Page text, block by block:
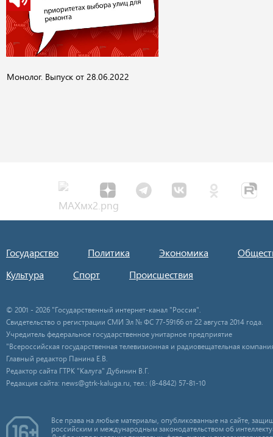
Монолог. Выпуск от 28.06.2022
Государство Политика Экономика
Культура
Спорт Происшествия
© 2001 - 2026 "Государственный интернет-канал "Россия".
Свидетельство о регистрации СМИ Эл № ФС 77-59166 от 22 августа 2014 года.
Учредитель федеральное государственное унитарное предприятие
"Всероссийская государственная телевизионная и радиовещательная
Главный редактор Панина Е.В.
Редактор сайта ГТРК "Калуга" Дубинин В.Г.
Редакция сайта: news@gtrk-kaluga.ru, тел.: (8-4842) 57-81-10
Все права на любые материалы, опубликованные на сайте,
российским и международным законодательством об